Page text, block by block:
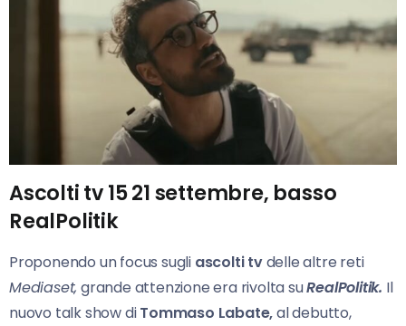
Ascolti tv 15 21 settembre, basso
RealPolitik
Proponendo un focus sugli ascoltitvdelle altre reti
Mediaset, grande attenzione era rivolta suRealPolitik. Il
nuovo talk show diTommaso Labate,al debutto,